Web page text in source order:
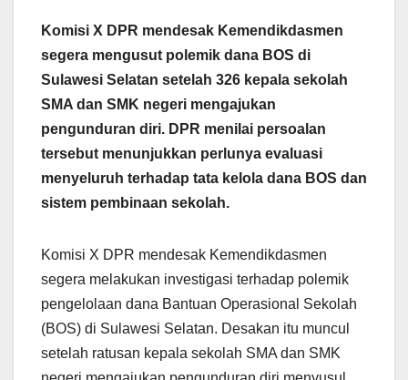
Komisi X DPR mendesak Kemendikdasmen
segera mengusut polemik dana BOS di
Sulawesi Selatan setelah 326 kepala sekolah
SMA dan SMK negeri mengajukan
pengunduran diri. DPR menilai persoalan
tersebut menunjukkan perlunya evaluasi
menyeluruh terhadap tata kelola dana BOS dan
sistem pembinaan sekolah.
Komisi X DPR mendesak Kemendikdasmen
segera melakukan investigasi terhadap polemik
pengelolaan dana Bantuan Operasional Sekolah
(BOS) di Sulawesi Selatan. Desakan itu muncul
setelah ratusan kepala sekolah SMA dan SMK